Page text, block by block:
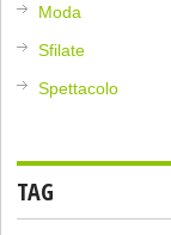
Moda
Sfilate
Spettacolo
TAG